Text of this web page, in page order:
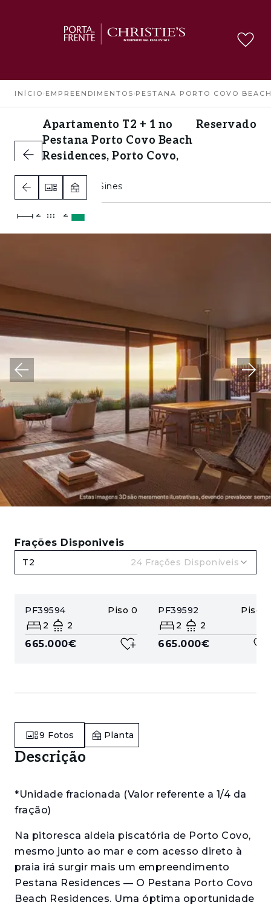
INÍCIO › EMPREENDIMENTOS ›PESTANA PORTO COVO
Apartamento T2 + 1 no
Pestana Porto Covo Beach
Residences, Porto Covo,
Porto Covo, Sines
Reservado
2 2
Frações Disponiveis
T2 24 Frações Disponiveis
PF39594 Piso 0
2
2
665.000€
PF39592 Piso
2
2
665.000€
9 Fotos Planta
Descrição
*Unidade fracionada (Valor referente a 1/4 da
fração)
Na pitoresca aldeia piscatória de Porto Covo,
mesmo junto ao mar e com acesso direto à
praia irá surgir mais um empreendimento
Pestana Residences — O Pestana Porto Covo
Beach Residences. Uma óptima oportunidade